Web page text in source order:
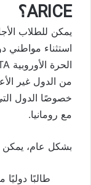
ARICE؟
استثناء مواطني
خصوصًا الدول
مع رومانيا.
بشكل عام، يمكن
طالبًا